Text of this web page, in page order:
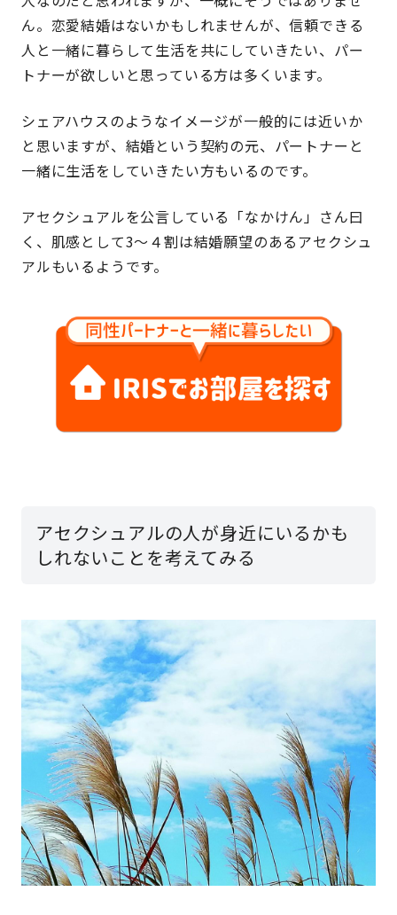
ん。恋愛結婚はないかもしれませんが、信頼できる
人と一緒に暮らして生活を共にしていきたい、パー
トナーが欲しいと思っている方は多くいます。
シェアハウスのようなイメージが一般的には近いか
と思いますが、結婚という契約の元、パートナーと
一緒に生活をしていきたい方もいるのです。
アセクシュアルを公言している「なかけん」さん曰
く、肌感として3〜４割は結婚願望のあるアセクシュ
アルもいるようです。
アセクシュアルの人が身近にいるかも
しれないことを考えてみる